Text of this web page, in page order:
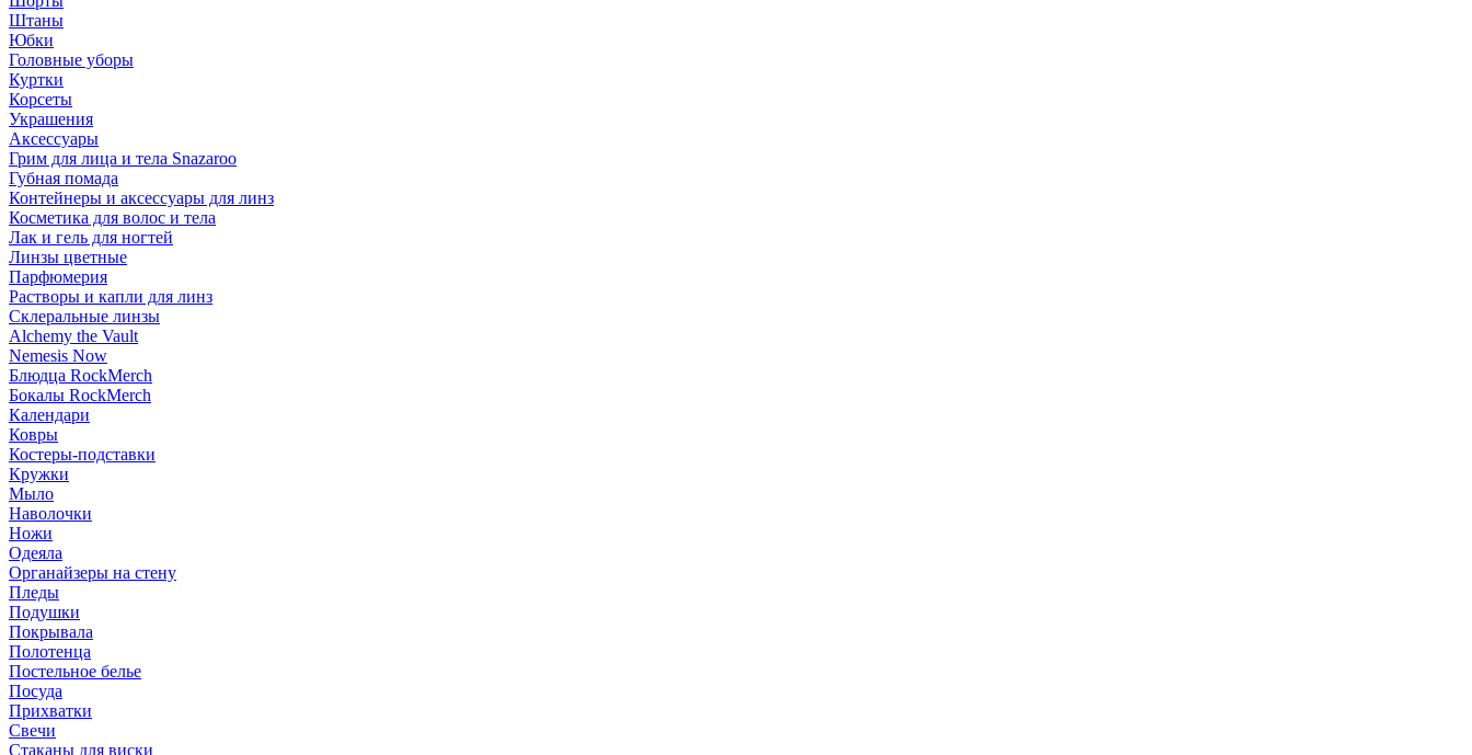
Штаны
Юбки
Головные уборы
Куртки
Корсеты
Украшения
Аксессуары
Грим для лица и тела Snazaroo
Губная помада
Контейнеры и аксессуары для линз
Косметика для волос и тела
Лак и гель для ногтей
Линзы цветные
Парфюмерия
Растворы и капли для линз
Склеральные линзы
Alchemy the Vault
Nemesis Now
Блюдца RockMerch
Бокалы RockMerch
Календари
Ковры
Костеры-подставки
Кружки
Мыло
Наволочки
Ножи
Одеяла
Органайзеры на стену
Пледы
Подушки
Покрывала
Полотенца
Постельное белье
Посуда
Прихватки
Свечи
Стаканы для виски